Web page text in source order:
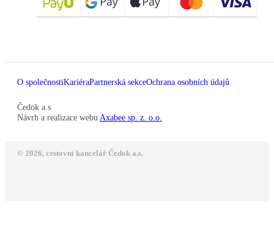
O společnostiKariéraPartnerská sekceOchrana osobních údajů
Čedok a.s
Návrh a realizace webu Axabee sp. z. o.o.
© 2026, cestovní kancelář Čedok a.s.